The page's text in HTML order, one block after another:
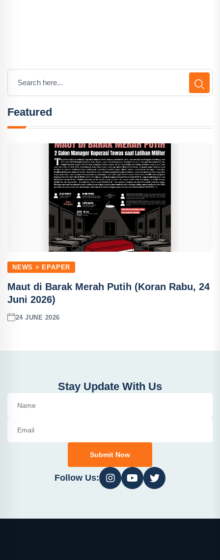
Featured
NEWS > EPAPER
Maut di Barak Merah Putih (Koran Rabu, 24
Juni 2026)
24 JUNE 2026
Stay Update With Us
Submit Now
Follow Us: